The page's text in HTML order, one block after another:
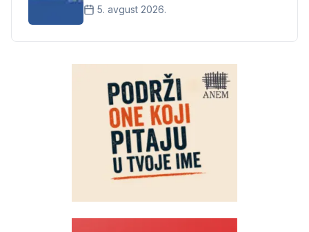
5. avgust 2026.